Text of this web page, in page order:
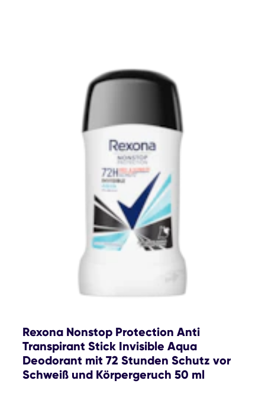
Rexona Nonstop Protection Anti
Transpirant Stick Invisible Aqua
Deodorant mit 72 Stunden Schutz vor
Schweiß und Körpergeruch 50 ml